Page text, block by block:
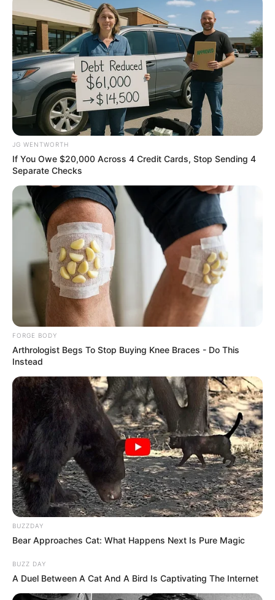
8 Conspiracies That Turned Out To Be True
BRAINBERRIES
Iconic '90s Entertainment Couples We'll Never Forget
BRAINBERRIES
She Took Her Love For Horses To A Whole New Level
BRAINBERRIES
The Massive Snake That's Redefining 'Giant'—Bigger
Than Anacondas
BRAINBERRIES
JG WENTWORTH
If You Owe $20,000 Across 4 Credit Cards, Stop Sending 4
Separate Checks
FORGE BODY
Arthrologist Begs To Stop Buying Knee Braces - Do This
Instead
BUZZDAY
Bear Approaches Cat: What Happens Next Is Pure Magic
BUZZ DAY
A Duel Between A Cat And A Bird Is Captivating The Internet